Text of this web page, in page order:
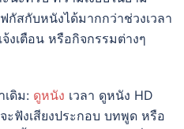
กัสกับหนังได้มากกว่าช่วงเวลา
งเตือน หรือกิจกรรมต่างๆ
เดิม: ดูหนัง เวลา ดูหนัง HD
ะฟังเสียงประกอบ บทพูด หรือ